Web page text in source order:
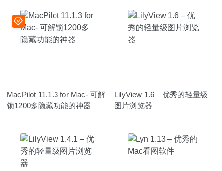
MacPilot 11.1.3 for Mac- 可解
锁1200多隐藏功能的神器
LilyView 1.6 – 优秀的轻量级
图片浏览器